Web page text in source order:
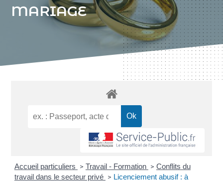
MARIAGE
Accueil particuliers > Travail - Formation > Conflits du
travail dans le secteur privé > Licenciement abusif : à